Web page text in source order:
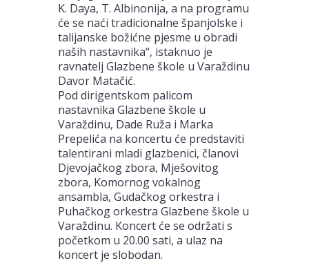
K. Daya, T. Albinonija, a na programu
će se naći tradicionalne španjolske i
talijanske božićne pjesme u obradi
naših nastavnika“, istaknuo je
ravnatelj Glazbene škole u Varaždinu
Davor Matačić.
Pod dirigentskom palicom
nastavnika Glazbene škole u
Varaždinu, Dade Ruža i Marka
Prepelića na koncertu će predstaviti
talentirani mladi glazbenici, članovi
Djevojačkog zbora, Mješovitog
zbora, Komornog vokalnog
ansambla, Gudačkog orkestra i
Puhačkog orkestra Glazbene škole u
Varaždinu. Koncert će se održati s
početkom u 20.00 sati, a ulaz na
koncert je slobodan.